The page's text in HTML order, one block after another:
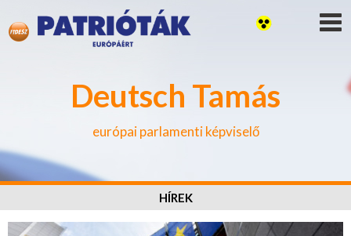
Deutsch Tamás
európai parlamenti képviselő
HÍREK